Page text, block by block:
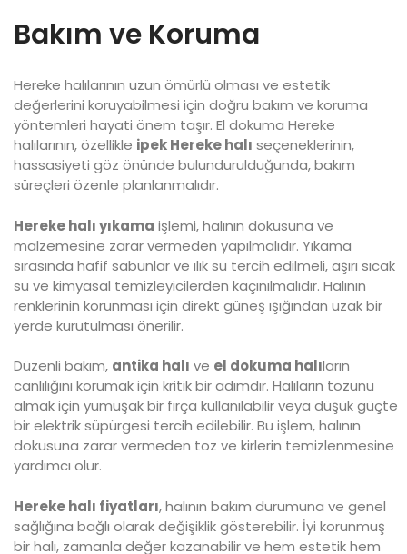
Bakım ve Koruma
Hereke halılarının uzun ömürlü olması ve estetik
değerlerini koruyabilmesi için doğru bakım ve koruma
yöntemleri hayati önem taşır. El dokuma Hereke
halılarının, özellikle ipek Hereke halı seçeneklerinin,
hassasiyeti göz önünde bulundurulduğunda, bakım
süreçleri özenle planlanmalıdır.
Hereke halı yıkama işlemi, halının dokusuna ve
malzemesine zarar vermeden yapılmalıdır. Yıkama
sırasında hafif sabunlar ve ılık su tercih edilmeli, aşırı sıcak
su ve kimyasal temizleyicilerden kaçınılmalıdır. Halının
renklerinin korunması için direkt güneş ışığından uzak bir
yerde kurutulması önerilir.
Düzenli bakım, antika halı ve el dokuma halıların
canlılığını korumak için kritik bir adımdır. Halıların tozunu
almak için yumuşak bir fırça kullanılabilir veya düşük güçte
bir elektrik süpürgesi tercih edilebilir. Bu işlem, halının
dokusuna zarar vermeden toz ve kirlerin temizlenmesine
yardımcı olur.
Hereke halı fiyatları, halının bakım durumuna ve genel
sağlığına bağlı olarak değişiklik gösterebilir. İyi korunmuş
bir halı, zamanla değer kazanabilir ve hem estetik hem